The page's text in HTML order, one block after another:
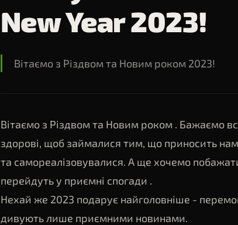
New Year 2023!
Вітаємо з Різдвом та Новим роком 2023!
Вітаємо з Різдвом та Новим роком . Бажаємо
здорові, щоб займалися тим, що приносить
та самореалізовувалися. А ще хочемо
перейдуть у приємні спогади .
Нехай же 2023 подарує найголовніше -
дивують лише приємними новинами.